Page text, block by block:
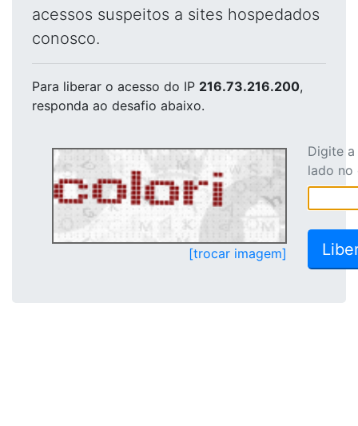
acessos suspeitos a sites hospedados
conosco.
Para liberar o acesso do IP 216.73.216.200,
responda ao desafio abaixo.
[trocar imagem]
Digite
lado no